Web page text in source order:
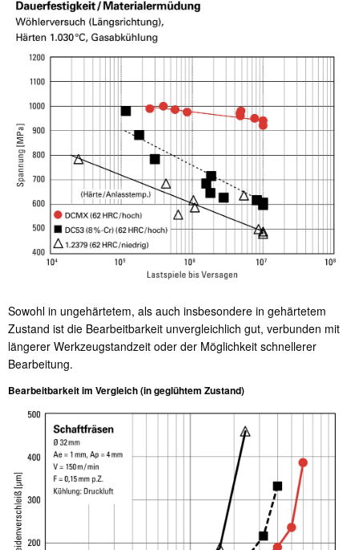
Sowohl in ungehärtetem, als auch insbesondere in gehärtetem
Zustand ist die Bearbeitbarkeit unvergleichlich gut, verbunden mit
längerer Werkzeugstandzeit oder der Möglichkeit schnellerer
Bearbeitung.
Bearbeitbarkeit im Vergleich (in geglühtem Zustand)